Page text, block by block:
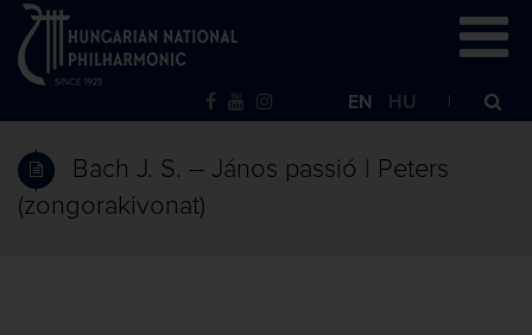
EN HU
Bach J. S. – János passió | Peters
(zongorakivonat)